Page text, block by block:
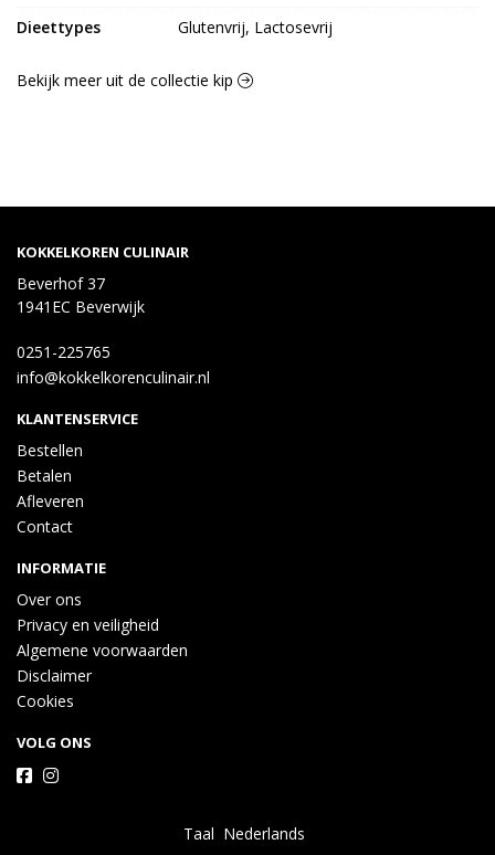
Dieettypes
Glutenvrij, Lactosevrij
Bekijk meer uit de collectie kip
KOKKELKOREN CULINAIR
Beverhof 37
1941EC Beverwijk
0251-225765
info@kokkelkorenculinair.nl
KLANTENSERVICE
Bestellen
Betalen
Afleveren
Contact
INFORMATIE
Over ons
Privacy en veiligheid
Algemene voorwaarden
Disclaimer
Cookies
VOLG ONS
Taal